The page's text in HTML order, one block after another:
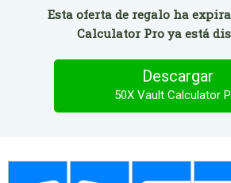
Esta oferta de regalo ha
Calculator Pro ya está
Descargar
50X Vault Calculator